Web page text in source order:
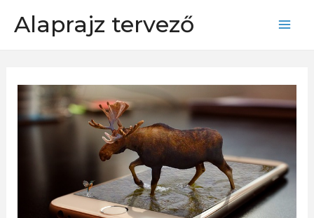
Alaprajz tervező